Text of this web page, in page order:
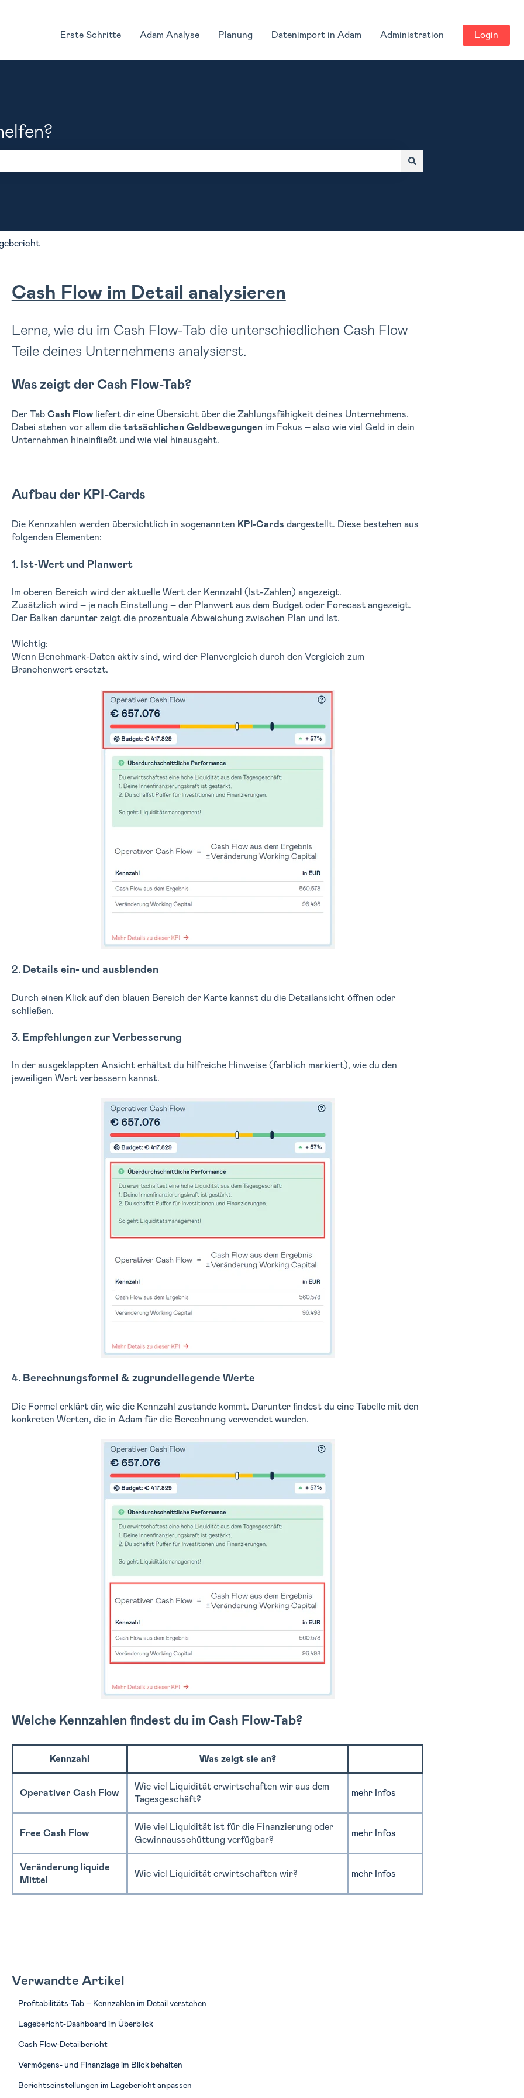
Erste Schritte Adam Analyse Planung Datenimport in Adam Administration Login
Cash Flow im Detail analysieren
Lerne, wie du im Cash Flow-Tab die unterschiedlichen Cash Flow
Teile deines Unternehmens analysierst.
Was zeigt der Cash Flow-Tab?
Der Tab Cash Flowliefert dir eine Übersicht über die Zahlungsfähigkeit deines Unternehmens.
Dabei stehen vor allem die tatsächlichen Geldbewegungen im Fokus – also wie viel Geld in dein
Unternehmen hineinfließt und wie viel hinausgeht.
Aufbau der KPI-Cards
Die Kennzahlen werden übersichtlich in sogenannten KPI-Cards dargestellt. Diese bestehen aus
folgenden Elementen:
1. Ist-Wert und Planwert
Im oberen Bereich wird der aktuelle Wert der Kennzahl (Ist-Zahlen) angezeigt.
Zusätzlich wird – je nach Einstellung – der Planwert aus dem Budget oder Forecast angezeigt.
Der Balken darunter zeigt die prozentuale Abweichung zwischen Plan und Ist.
Wichtig:
Wenn Benchmark-Daten aktiv sind, wird der Planvergleich durch den Vergleich zum
Branchenwert ersetzt.
2. Details ein- und ausblenden
Durch einen Klick auf den blauen Bereich der Karte kannst du die Detailansicht öffnen oder
schließen.
3. Empfehlungen zur Verbesserung
In der ausgeklappten Ansicht erhältst du hilfreiche Hinweise (farblich markiert), wie du den
jeweiligen Wert verbessern kannst.
4. Berechnungsformel & zugrundeliegende Werte
Die Formel erklärt dir, wie die Kennzahl zustande kommt. Darunter findest du eine Tabelle mit den
konkreten Werten, die in Adam für die Berechnung verwendet wurden.
Welche Kennzahlen findest du im Cash Flow-Tab?
Kennzahl Was zeigt sie an?
Operativer Cash Flow
Wie viel Liquidität erwirtschaften wir aus dem
Tagesgeschäft?
mehr Infos
Free Cash Flow
Wie viel Liquidität ist für die Finanzierung oder
Gewinnausschüttung verfügbar?
mehr Infos
Veränderung liquide
Mittel
Wie viel Liquidität erwirtschaften wir? mehr Infos
Verwandte Artikel
Profitabilitäts-Tab – Kennzahlen im Detail verstehen
Lagebericht-Dashboard im Überblick
Cash Flow-Detailbericht
Vermögens- und Finanzlage im Blick behalten
Berichtseinstellungen im Lagebericht anpassen